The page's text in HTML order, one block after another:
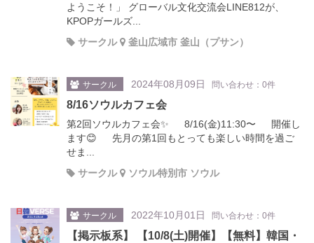
ようこそ！」 グローバル文化交流会LINE812が、
KPOPガールズ...
サークル
釜山広域市 釜山（プサン）
サークル 2024年08月09日 問い合わせ：0件
8/16ソウルカフェ会
第2回ソウルカフェ会✨ 8/16(金)11:30〜 開催し
ます😊 先月の第1回もとっても楽しい時間を過ご
せま...
サークル
ソウル特別市 ソウル
サークル 2022年10月01日 問い合わせ：0件
【掲示板系】 【10/8(土)開催】【無料】韓国・